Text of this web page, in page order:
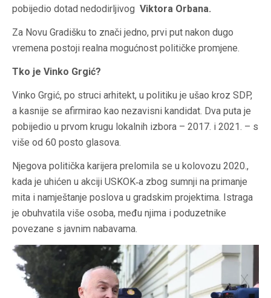
pobijedio dotad nedodirljivog Viktora Orbana.
Za Novu Gradišku to znači jedno, prvi put nakon dugo
vremena postoji realna mogućnost političke promjene.
Tko je Vinko Grgić?
Vinko Grgić, po struci arhitekt, u politiku je ušao kroz SDP,
a kasnije se afirmirao kao nezavisni kandidat. Dva puta je
pobijedio u prvom krugu lokalnih izbora – 2017. i 2021. – s
više od 60 posto glasova.
Njegova politička karijera prelomila se u kolovozu 2020.,
kada je uhićen u akciji USKOK‐a zbog sumnji na primanje
mita i namještanje poslova u gradskim projektima. Istraga
je obuhvatila više osoba, među njima i poduzetnike
povezane s javnim nabavama.